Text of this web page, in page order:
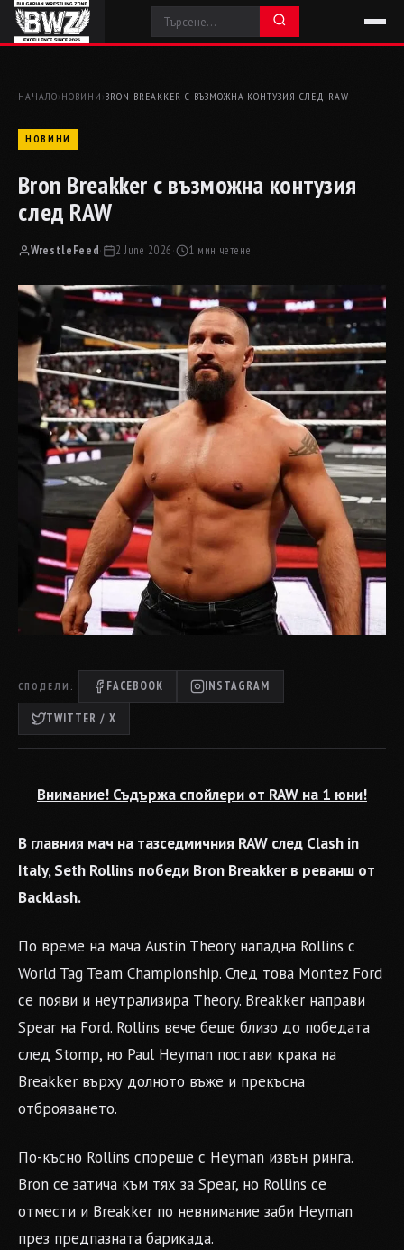
НАЧАЛО› НОВИНИ ›BRON BREAKKER С ВЪЗМОЖНА КОНТУЗИЯ СЛЕД RAW
НОВИНИ
Bron Breakker с възможна контузия
след RAW
WrestleFeed· 2 June 2026· 1 мин четене
СПОДЕЛИ: FACEBOOK INSTAGRAM
TWITTER / X
Внимание! Съдържа спойлери от RAW на 1 юни!
В главния мач на тазседмичния RAW след Clash in
Italy, Seth Rollins победи Bron Breakker в реванш от
Backlash.
По време на мача Austin Theory нападна Rollins с
World Tag Team Championship. След това Montez Ford
се появи и неутрализира Theory. Breakker направи
Spear на Ford. Rollins вече беше близо до победата
след Stomp, но Paul Heyman постави крака на
Breakker върху долното въже и прекъсна
отброяването.
По-късно Rollins спореше с Heyman извън ринга.
Bron се затича към тях за Spear, но Rollins се
отмести и Breakker по невнимание заби Heyman
през предпазната барикада.